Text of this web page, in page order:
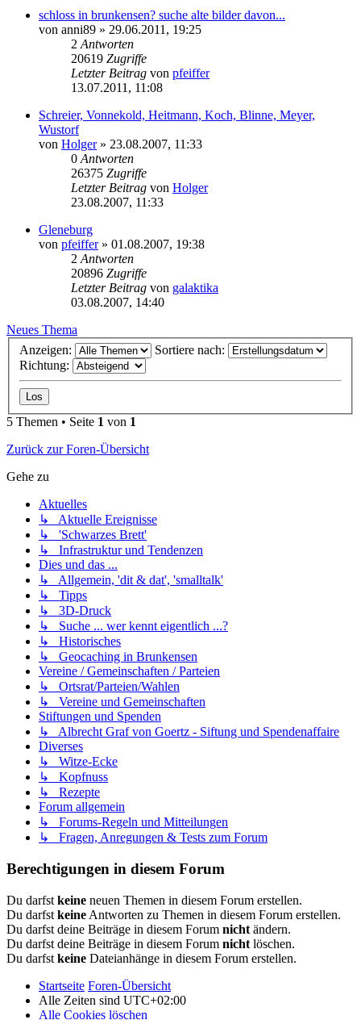
schloss in brunkensen? suche alte bilder davon...
von anni89 » 29.06.2011, 19:25
2 Antworten
20619 Zugriffe
Letzter Beitrag von pfeiffer
13.07.2011, 11:08
Schreier, Vonnekold, Heitmann, Koch, Blinne, Meyer,
Wustorf
von Holger» 23.08.2007, 11:33
0 Antworten
26375 Zugriffe
Letzter Beitrag von Holger
23.08.2007, 11:33
Gleneburg
von pfeiffer» 01.08.2007, 19:38
2 Antworten
20896 Zugriffe
Letzter Beitrag von galaktika
03.08.2007, 14:40
Neues Thema
Anzeigen:
Sortiere nach:
Richtung:
5 Themen • Seite 1 von 1
Zurück zur Foren-Übersicht
Gehe zu
Aktuelles
↳ Aktuelle Ereignisse
↳ 'Schwarzes Brett'
↳ Infrastruktur und Tendenzen
Dies und das ...
↳ Allgemein, 'dit & dat', 'smalltalk'
↳ Tipps
↳ 3D-Druck
↳ Suche ... wer kennt eigentlich ...?
↳ Historisches
↳ Geocaching in Brunkensen
Vereine / Gemeinschaften / Parteien
↳ Ortsrat/Parteien/Wahlen
↳ Vereine und Gemeinschaften
Stiftungen und Spenden
↳ Albrecht Graf von Goertz - Siftung und Spendenaffaire
Diverses
↳ Witze-Ecke
↳ Kopfnuss
↳ Rezepte
Forum allgemein
↳ Forums-Regeln und Mitteilungen
↳ Fragen, Anregungen & Tests zum Forum
Berechtigungen in diesem Forum
Du darfst keine neuen Themen in diesem Forum erstellen.
Du darfst keine Antworten zu Themen in diesem Forum erstellen.
Du darfst deine Beiträge in diesem Forum nicht ändern.
Du darfst deine Beiträge in diesem Forum nicht löschen.
Du darfst keine Dateianhänge in diesem Forum erstellen.
Startseite Foren-Übersicht
Alle Zeiten sind UTC+02:00
Alle Cookies löschen